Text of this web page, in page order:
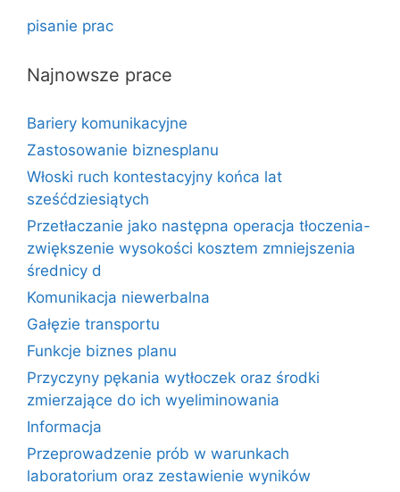
pisanie prac
Najnowsze prace
Bariery komunikacyjne
Zastosowanie biznesplanu
Włoski ruch kontestacyjny końca lat
sześćdziesiątych
Przetłaczanie jako następna operacja tłoczenia-
zwiększenie wysokości kosztem zmniejszenia
średnicy d
Komunikacja niewerbalna
Gałęzie transportu
Funkcje biznes planu
Przyczyny pękania wytłoczek oraz środki
zmierzające do ich wyeliminowania
Informacja
Przeprowadzenie prób w warunkach
laboratorium oraz zestawienie wyników